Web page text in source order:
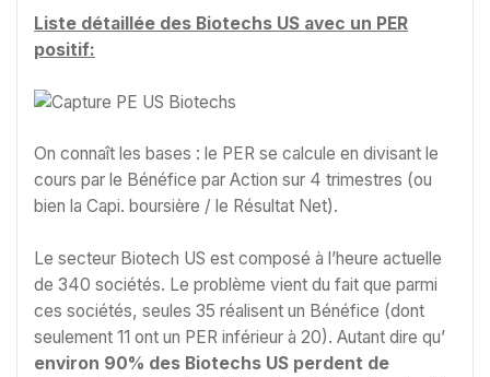
Liste détaillée des Biotechs US avec un PER
positif:
On connaît les bases : le PER se calcule en divisant le
cours par le Bénéfice par Action sur 4 trimestres (ou
bien la Capi. boursière / le Résultat Net).
Le secteur Biotech US est composé à l’heure actuelle
de 340 sociétés. Le problème vient du fait que parmi
ces sociétés, seules 35 réalisent un Bénéfice (dont
seulement 11 ont un PER inférieur à 20). Autant dire qu’
environ 90% des Biotechs US perdent de